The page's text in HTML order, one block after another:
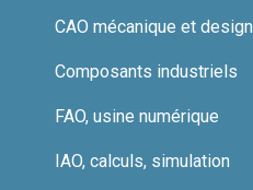
CAO mécanique et design
Composants industriels
FAO, usine numérique
IAO, calculs, simulation